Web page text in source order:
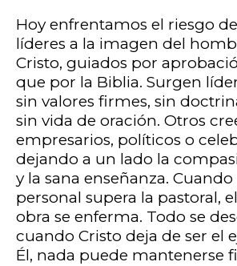
Hoy enfrentamos el riesgo
líderes a la imagen del
Cristo, guiados por
que por la Biblia. Surgen
sin valores firmes, sin
sin vida de oración. Otros
empresarios, políticos o
dejando a un lado la
y la sana enseñanza.
personal supera la pastoral,
obra se enferma. Todo se
cuando Cristo deja de ser el
Él, nada puede mantenerse